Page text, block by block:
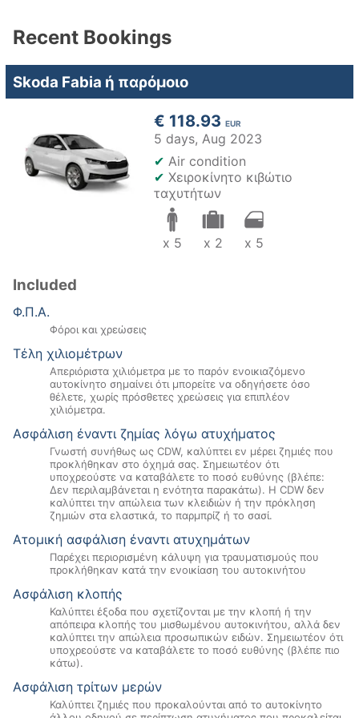
Recent Bookings
Skoda Fabia ή παρόμοιο
€ 118.93 EUR
5 days, Aug 2023
✔ Air condition
✔ Χειροκίνητο κιβώτιο
ταχυτήτων
x 5 x 2 x 5
Included
Φ.Π.Α.
Φόροι και χρεώσεις
Τέλη χιλιομέτρων
Απεριόριστα χιλιόμετρα με το παρόν ενοικιαζόμενο
αυτοκίνητο σημαίνει ότι μπορείτε να οδηγήσετε όσο
θέλετε, χωρίς πρόσθετες χρεώσεις για επιπλέον
χιλιόμετρα.
Ασφάλιση έναντι ζημίας λόγω ατυχήματος
Γνωστή συνήθως ως CDW, καλύπτει εν μέρει ζημιές που
προκλήθηκαν στο όχημά σας. Σημειωτέον ότι
υποχρεούστε να καταβάλετε το ποσό ευθύνης (βλέπε:
Δεν περιλαμβάνεται η ενότητα παρακάτω). Η CDW δεν
καλύπτει την απώλεια των κλειδιών ή την πρόκληση
ζημιών στα ελαστικά, το παρμπρίζ ή το σασί.
Ατομική ασφάλιση έναντι ατυχημάτων
Παρέχει περιορισμένη κάλυψη για τραυματισμούς που
προκλήθηκαν κατά την ενοικίαση του αυτοκινήτου
Ασφάλιση κλοπής
Καλύπτει έξοδα που σχετίζονται με την κλοπή ή την
απόπειρα κλοπής του μισθωμένου αυτοκινήτου, αλλά δεν
καλύπτει την απώλεια προσωπικών ειδών. Σημειωτέον ότι
υποχρεούστε να καταβάλετε το ποσό ευθύνης (βλέπε πιο
κάτω).
Ασφάλιση τρίτων μερών
Καλύπτει ζημιές που προκαλούνται από το αυτοκίνητο